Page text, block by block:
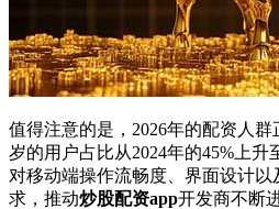
值得注意的是，2026年的配资人
岁的用户占比从2024年的45%上升
对移动端操作流畅度、界面设计
求，推动炒股配资app开发商不断